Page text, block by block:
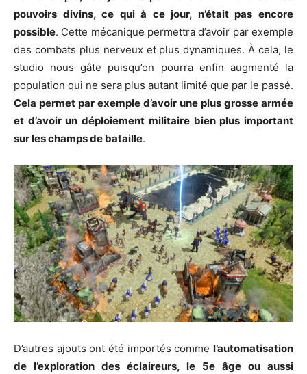
pouvoirs divins, ce qui à ce jour, n’était pas encore
possible. Cette mécanique permettra d’avoir par exemple
des combats plus nerveux et plus dynamiques. À cela, le
studio nous gâte puisqu’on pourra enfin augmenté la
population qui ne sera plus autant limité que par le passé.
Cela permet par exemple d’avoir une plus grosse armée
et d’avoir un déploiement militaire bien plus important
sur les champs de bataille.
D’autres ajouts ont été importés comme l’automatisation
de l’exploration des éclaireurs, le 5e âge ou aussi